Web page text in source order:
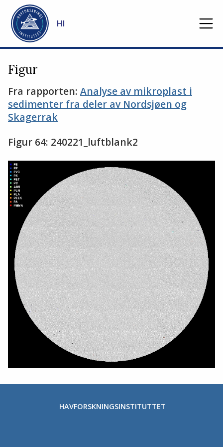
Gå til hovedinnhold
HI
Figur
Fra rapporten: Analyse av mikroplast i
sedimenter fra deler av Nordsjøen og
Skagerrak
Figur 64: 240221_luftblank2
HAVFORSKNINGSINSTITUTTET